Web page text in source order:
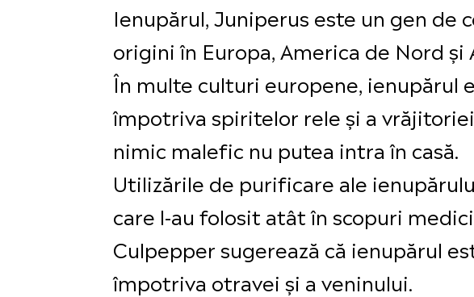
Ienupărul, Juniperus este un gen de
origini în Europa, America de Nord și
În multe culturi europene, ienupărul
împotriva spiritelor rele și a
nimic malefic nu putea intra în casă.
Utilizările de purificare ale
care l-au folosit atât în scopuri
Culpepper sugerează că ienupărul
împotriva otravei și a veninului.